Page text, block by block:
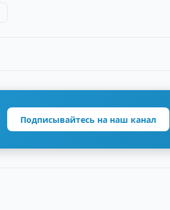
Подписывайтесь на наш канал